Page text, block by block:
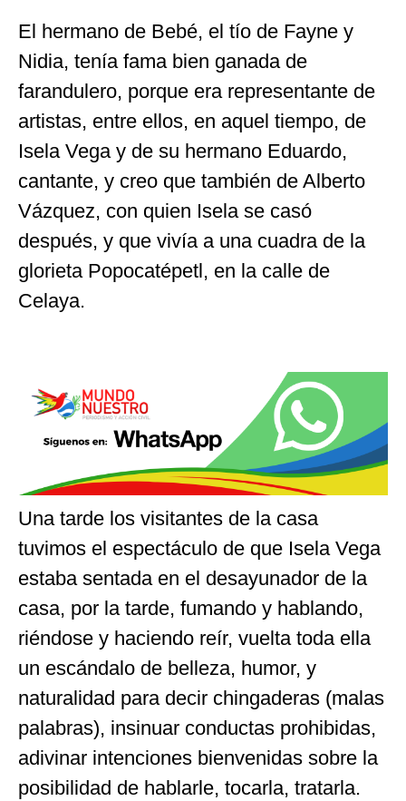
El hermano de Bebé, el tío de Fayne y
Nidia, tenía fama bien ganada de
farandulero, porque era representante de
artistas, entre ellos, en aquel tiempo, de
Isela Vega y de su hermano Eduardo,
cantante, y creo que también de Alberto
Vázquez, con quien Isela se casó
después, y que vivía a una cuadra de la
glorieta Popocatépetl, en la calle de
Celaya.
Una tarde los visitantes de la casa
tuvimos el espectáculo de que Isela Vega
estaba sentada en el desayunador de la
casa, por la tarde, fumando y hablando,
riéndose y haciendo reír, vuelta toda ella
un escándalo de belleza, humor, y
naturalidad para decir chingaderas (malas
palabras), insinuar conductas prohibidas,
adivinar intenciones bienvenidas sobre la
posibilidad de hablarle, tocarla, tratarla.